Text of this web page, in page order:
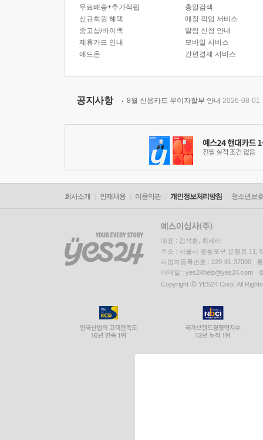
무료배송+추가적립
신규회원 혜택
중고샵/바이백
제휴카드 안내
애드온
총알검색
매장 픽업 서비스
알림 신청 안내
모바일 서비스
간편결제 서비스
공지사항 8월 신용카드 무이자할부 안내 2026-08-01
회사소개 인재채용 이용약관 개인정보처리방침 청소년보
대표 : 김석환, 최세라
주소 : 서울시 영등포구 은행로 11,
사업자등록번호 : 229-81-37000
이메일 : yes24help@yes24.com
Copyright ⓒ YES24 Corp. All